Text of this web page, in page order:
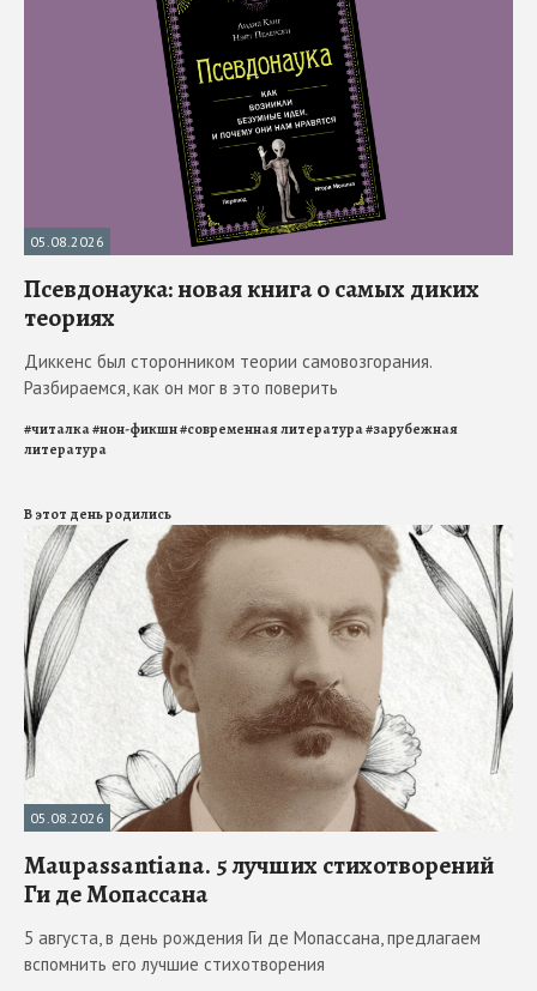
05.08.2026
Псевдонаука: новая книга о самых диких
теориях
Диккенс был сторонником теории самовозгорания.
Разбираемся, как он мог в это поверить
#читалка#нон-фикшн#современная литература#зарубежная
литература
В этот день родились
05.08.2026
Maupassantiana. 5 лучших стихотворений
Ги де Мопассана
5 августа, в день рождения Ги де Мопассана, предлагаем
вспомнить его лучшие стихотворения